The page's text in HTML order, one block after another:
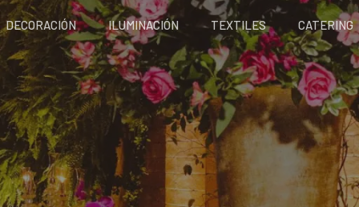
DECORACIÓN ILUMINACIÓN TEXTILES CATERING